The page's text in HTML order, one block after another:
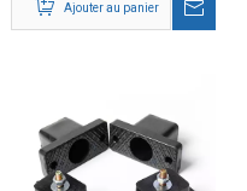
l'extérieur
Ajouter au panier